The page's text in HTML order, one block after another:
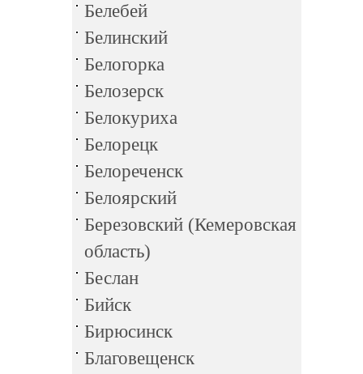
Белебей
Белинский
Белогорка
Белозерск
Белокуриха
Белорецк
Белореченск
Белоярский
Березовский (Кемеровская
область)
Беслан
Бийск
Бирюсинск
Благовещенск